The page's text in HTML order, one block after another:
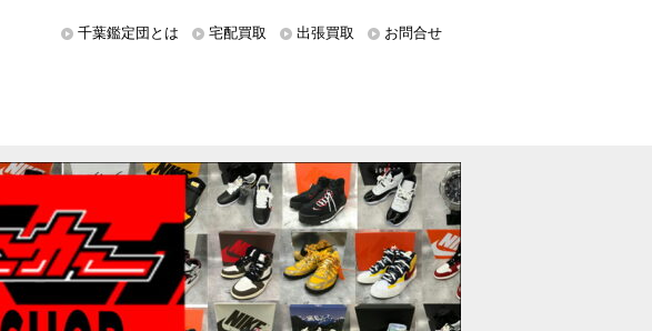
千葉鑑定団とは 宅配買取 出張買取 お問合せ